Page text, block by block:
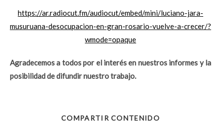
https://ar.radiocut.fm/audiocut/embed/mini/luciano-jara-
musuruana-desocupacion-en-gran-rosario-vuelve-a-crecer/?
wmode=opaque
Agradecemos a todos por el interés en nuestros informes y la
posibilidad de difundir nuestro trabajo.
COMPARTIR CONTENIDO